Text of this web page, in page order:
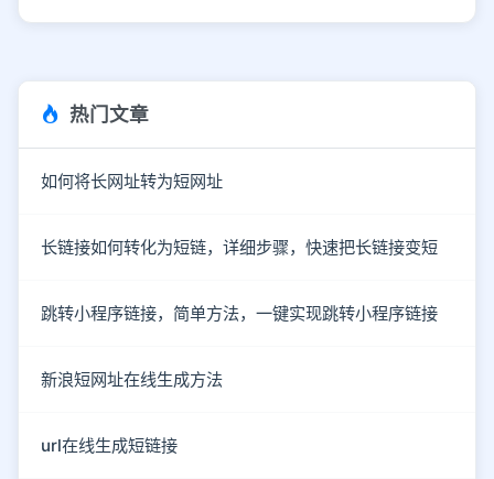
热门文章
如何将长网址转为短网址
长链接如何转化为短链，详细步骤，快速把长链接变短
跳转小程序链接，简单方法，一键实现跳转小程序链接
新浪短网址在线生成方法
url在线生成短链接